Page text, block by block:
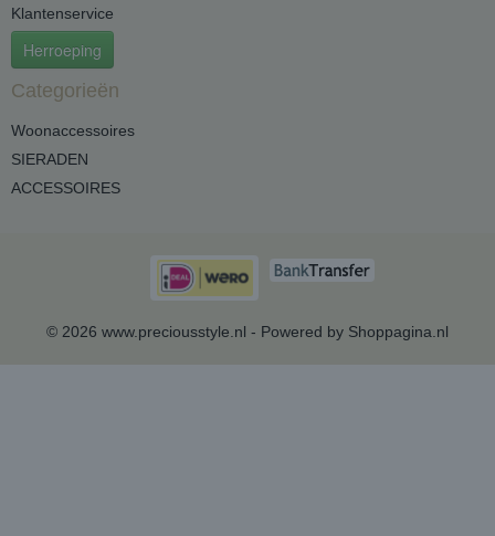
Klantenservice
Herroeping
Categorieën
Woonaccessoires
SIERADEN
ACCESSOIRES
© 2026 www.preciousstyle.nl - Powered by Shoppagina.nl